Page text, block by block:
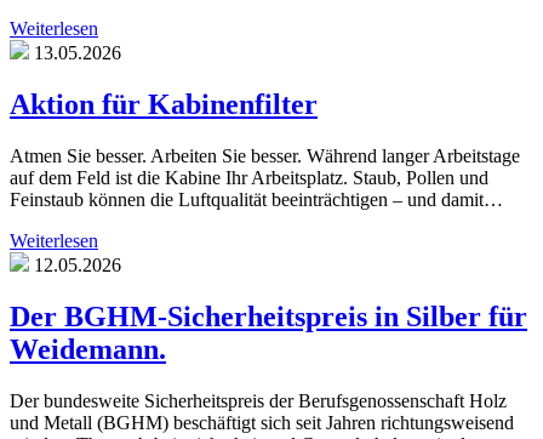
Weiterlesen
13.05.2026
Aktion für Kabinenfilter
Atmen Sie besser. Arbeiten Sie besser. Während langer Arbeitstage
auf dem Feld ist die Kabine Ihr Arbeitsplatz. Staub, Pollen und
Feinstaub können die Luftqualität beeinträchtigen – und damit…
Weiterlesen
12.05.2026
Der BGHM-Sicherheitspreis in Silber für
Weidemann.
Der bundesweite Sicherheitspreis der Berufsgenossenschaft Holz
und Metall (BGHM) beschäftigt sich seit Jahren richtungsweisend